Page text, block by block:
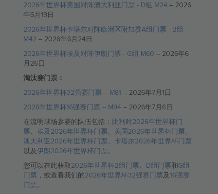
2026年世界杯美国对阵澳大利亚门票 - D组 M24 – 2026
年6月19日
2026年世界杯卡塔尔对阵欧洲区附加赛A组门票 - B组
M42 – 2026年6月24日
2026年世界杯埃及对阵伊朗门票 - G组 M60 – 2026年6
月26日
淘汰赛门票：
2026年世界杯32强赛门票 – M81 – 2026年7月1日
2026年世界杯16强赛门票 – M94 – 2026年7月6日
在流明球场参赛的队伍包括： 比利时2026年世界杯门
票、 埃及2026年世界杯门票、 美国2026年世界杯门票、
澳大利亚2026年世界杯门票、 卡塔尔2026年世界杯门票
以及伊朗2026年世界杯门票。
您可以在此获取2026年世界杯B组门票、 D组门票和G组
门票 ，或查看我们的2026年世界杯32强赛门票及16强赛
门票。